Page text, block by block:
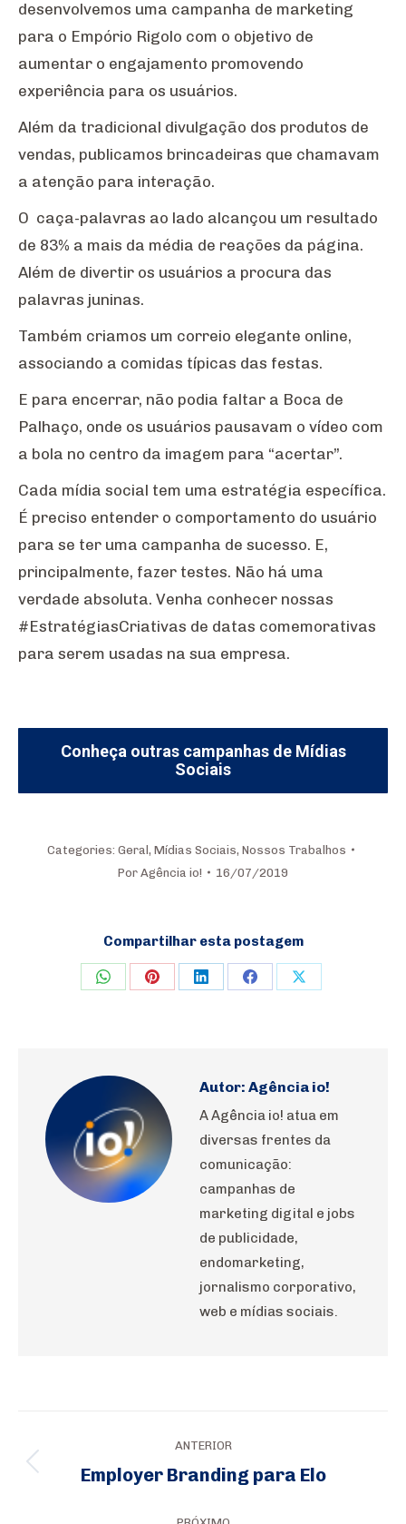
desenvolvemos uma campanha de marketing
para o Empório Rigolo com o objetivo de
aumentar o engajamento promovendo
experiência para os usuários.
Além da tradicional divulgação dos produtos de
vendas, publicamos brincadeiras que chamavam
a atenção para interação.
O caça-palavras ao lado alcançou um resultado
de 83% a mais da média de reações da página.
Além de divertir os usuários a procura das
palavras juninas.
Também criamos um correio elegante online,
associando a comidas típicas das festas.
E para encerrar, não podia faltar a Boca de
Palhaço, onde os usuários pausavam o vídeo com
a bola no centro da imagem para “acertar”.
Cada mídia social tem uma estratégia específica.
É preciso entender o comportamento do usuário
para se ter uma campanha de sucesso. E,
principalmente, fazer testes. Não há uma
verdade absoluta. Venha conhecer nossas
#EstratégiasCriativas de datas comemorativas
para serem usadas na sua empresa.
Conheça outras campanhas de Mídias
Sociais
Categories: Geral , Mídias Sociais, Nossos Trabalhos
Por Agência io! 16/07/2019
Compartilhar esta postagem
Share Share Share Share Share
Autor: Agência io!
A Agência io! atua em
diversas frentes da
comunicação:
campanhas de
marketing digital e jobs
de publicidade,
endomarketing,
jornalismo corporativo,
web e mídias sociais.
de
ANTERIOR
Post
Employer Branding para Elo